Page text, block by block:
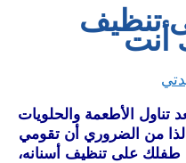
تنظيف
أنت
تناول الأطعمة والحلويات
لذا من الضروري أن تقومي
طفلك على تنظيف أسنانه،